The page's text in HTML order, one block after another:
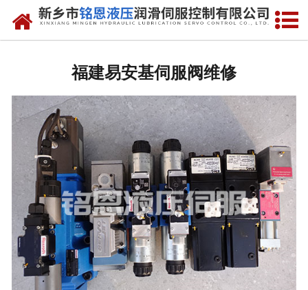
网站首页
福建Parker比例阀
- 福建vickers比例阀
- 福建ARGO-HYTOS比例阀
- 福建atos比例阀
福建进口伺服阀维修
福建易安基伺服阀维修